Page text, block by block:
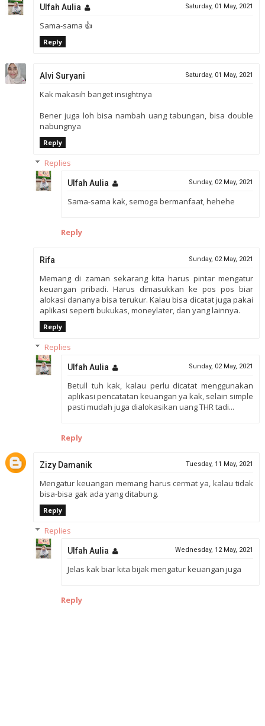
Ulfah Aulia Saturday, 01 May, 2021
Sama-sama 👍
Reply
Alvi Suryani Saturday, 01 May, 2021
Kak makasih banget insightnya
Bener juga loh bisa nambah uang tabungan, bisa double
nabungnya
Reply
Replies
Ulfah Aulia Sunday, 02 May, 2021
Sama-sama kak, semoga bermanfaat, hehehe
Reply
Rifa Sunday, 02 May, 2021
Memang di zaman sekarang kita harus pintar mengatur
keuangan pribadi. Harus dimasukkan ke pos pos biar
alokasi dananya bisa terukur. Kalau bisa dicatat juga pakai
aplikasi seperti bukukas, moneylater, dan yang lainnya.
Reply
Replies
Ulfah Aulia Sunday, 02 May, 2021
Betull tuh kak, kalau perlu dicatat menggunakan
aplikasi pencatatan keuangan ya kak, selain simple
pasti mudah juga dialokasikan uang THR tadi...
Reply
Zizy Damanik Tuesday, 11 May, 2021
Mengatur keuangan memang harus cermat ya, kalau tidak
bisa-bisa gak ada yang ditabung.
Reply
Replies
Ulfah Aulia Wednesday, 12 May, 2021
Jelas kak biar kita bijak mengatur keuangan juga
Reply